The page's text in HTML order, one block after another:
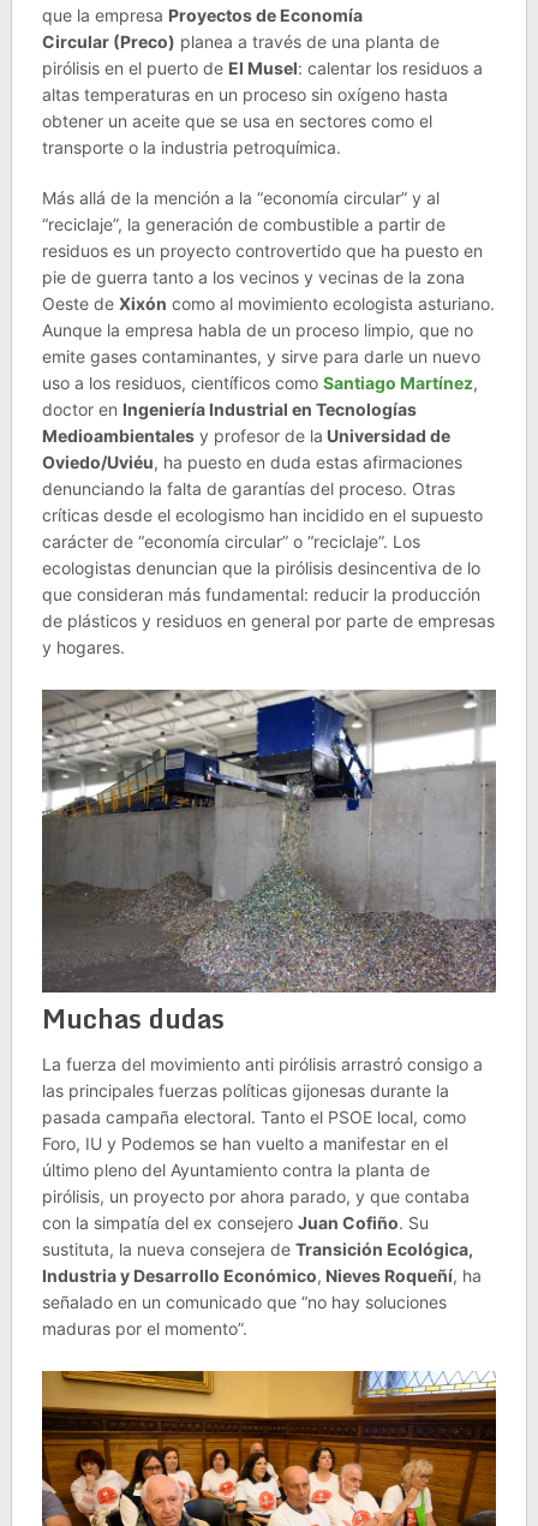
que la empresa Proyectos de Economía
Circular (Preco) planea a través de una planta de
pirólisis en el puerto de El Musel: calentar los residuos a
altas temperaturas en un proceso sin oxígeno hasta
obtener un aceite que se usa en sectores como el
transporte o la industria petroquímica.
Más allá de la mención a la “economía circular” y al
“reciclaje”, la generación de combustible a partir de
residuos es un proyecto controvertido que ha puesto en
pie de guerra tanto a los vecinos y vecinas de la zona
Oeste de Xixón como al movimiento ecologista asturiano.
Aunque la empresa habla de un proceso limpio, que no
emite gases contaminantes, y sirve para darle un nuevo
uso a los residuos, científicos como Santiago Martínez,
doctor en Ingeniería Industrial en Tecnologías
Medioambientalesy profesor de la Universidad de
Oviedo/Uviéu, ha puesto en duda estas afirmaciones
denunciando la falta de garantías del proceso. Otras
críticas desde el ecologismo han incidido en el supuesto
carácter de “economía circular” o “reciclaje”. Los
ecologistas denuncian que la pirólisis desincentiva de lo
que consideran más fundamental: reducir la producción
de plásticos y residuos en general por parte de empresas
y hogares.
Muchas dudas
La fuerza del movimiento anti pirólisis arrastró consigo a
las principales fuerzas políticas gijonesas durante la
pasada campaña electoral. Tanto el PSOE local, como
Foro, IU y Podemos se han vuelto a manifestar en el
último pleno del Ayuntamiento contra la planta de
pirólisis, un proyecto por ahora parado, y que contaba
con la simpatía del ex consejero Juan Cofiño. Su
sustituta, la nueva consejera de Transición Ecológica,
Industria y Desarrollo Económico, Nieves Roqueñí, ha
señalado en un comunicado que “no hay soluciones
maduras por el momento”.